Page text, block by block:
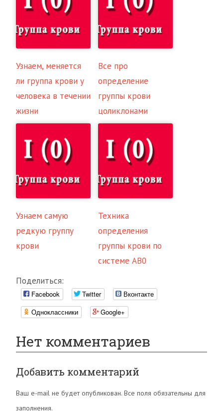
Узнаем, меняется
ли группа крови у
человека в течении
жизни
Все про
определение
группы крови
цоликлонами
Узнаем самую
редкую группу
крови
Техника
определения
группы крови по
системе AB0
Поделиться:
Facebook Twitter
Вконтакте
Одноклассники
Google+
Нет комментариев
Добавить комментарий
Ваш e-mail не будет опубликован. Все поля обязательны для
заполнения.